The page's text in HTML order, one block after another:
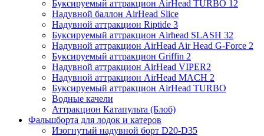
Буксируемый аттракцион AirHead TURBO 12
Надувной баллон AirHead Slice
Надувной аттракцион Riptide 3
Буксируемый аттракцион Airhead SLASH 32
Надувной аттракцион AirHead Air Head G-Force 2
Буксируемый аттракцион Griffin 2
Надувной аттракцион AirHead VIPER2
Надувной аттракцион AirHead MACH 2
Буксируемый аттракцион AirHead TURBO
Водные качели
Аттракцион Катапульта (Блоб)
Фальшборта для лодок и катеров
Изогнутый надувной борт D20-D35